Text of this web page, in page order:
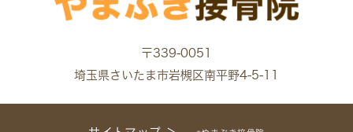
〒339-0051
埼玉県さいたま市岩槻区南平野4-5-11